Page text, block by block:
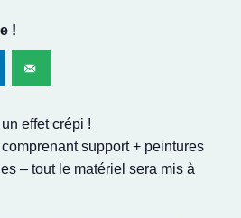
!
effet crépi !
support + peintures
– tout le matériel sera mis à